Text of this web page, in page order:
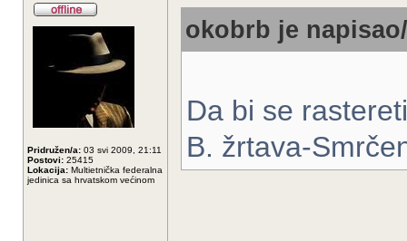
Pridružen/a: 03 svi 2009, 21:11
Postovi: 25415
Lokacija: Multietnička federalna
jedinica sa hrvatskom većinom
okobrb je
Da bi se
B. žrtava-